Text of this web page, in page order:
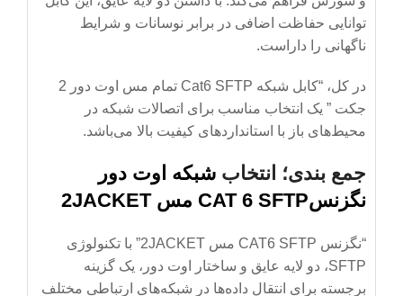
توانایی حفاظت اضافی در برابر نوسانات و شرایط
ناگهانی را داراست.
در کل، “کابل شبکه Cat6 SFTP تمام مس اوت دور 2
جکت ” یک انتخاب مناسب برای اتصالات شبکه در
محیط‌های باز با استانداردهای کیفیت بالا می‌باشد.
جمع بندی؛ انتخاب شبکه اوت دور
نگزنسCAT 6 SFTP مس 2JACKET
“نگزنس CAT6 SFTP مس 2JACKET” با تکنولوژی
SFTP، دو لایه عایق و ساختار اوت دور، یک گزینه
برجسته برای انتقال داده‌ها در شبکه‌های ارتباطی مختلف